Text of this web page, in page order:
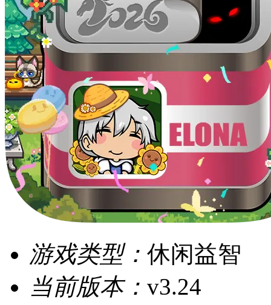
游戏类型： 休闲益智
当前版本： v3.24